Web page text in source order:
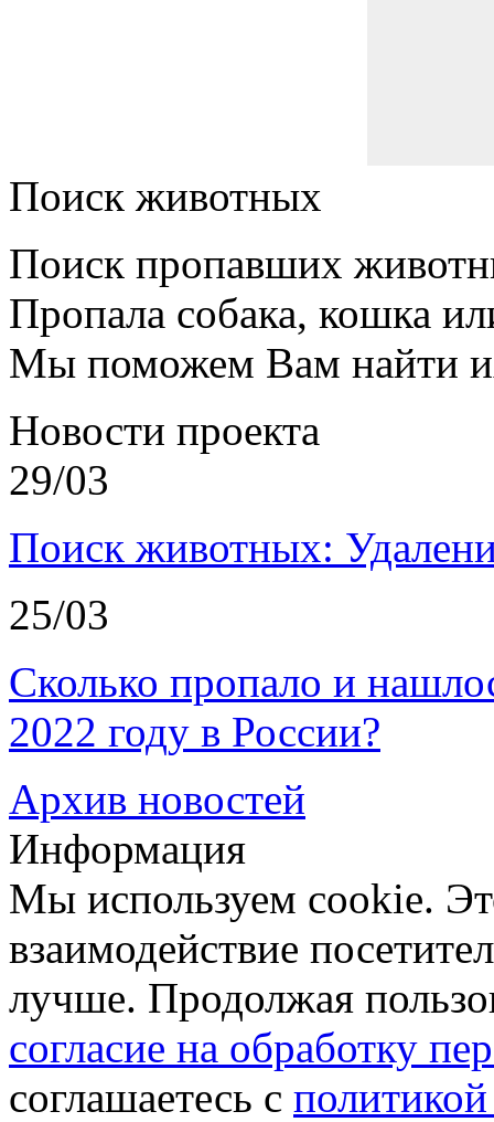
Поиск животных
Поиск пропавших
Пропала собака, кошка
Мы поможем Вам найти
Новости проекта
29/03
Поиск животных:
25/03
Сколько пропало и
2022 году в России?
Архив новостей
Информация
Мы используем cookie.
взаимодействие
лучше. Продолжая
согласие на обработку
соглашаетесь с